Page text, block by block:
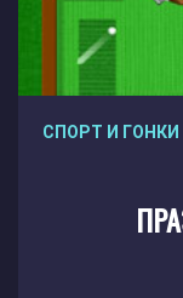
СПОРТ И ГОНКИ